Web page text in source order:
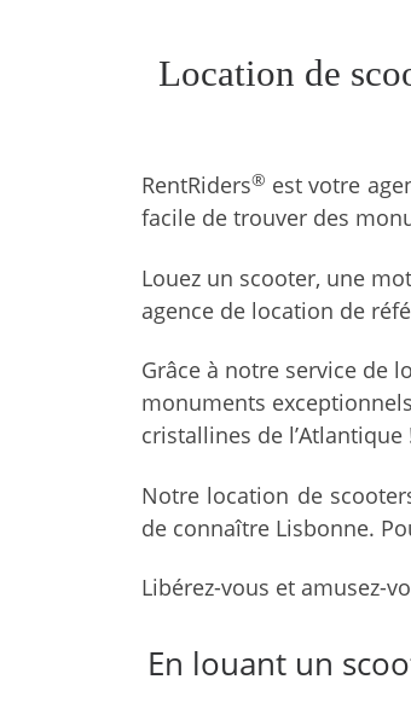
Location de
RentRiders® est votre
facile de trouver des
Louez un scooter, une
agence de location de
Grâce à notre service de
monuments
cristallines de l’Atlantique
Notre location de
de connaître Lisbonne.
Libérez-vous et amusez-
En louant un